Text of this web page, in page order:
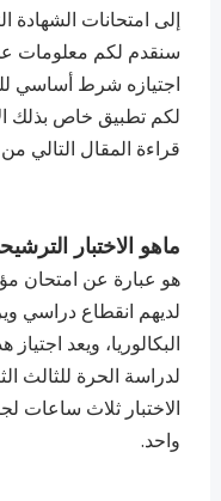
إلى امتحانات الشهادة
سنقدم لكم معلومات عن
اجتيازه شرط أساسي
لكم تطبيق خاص بذلك
قراءة المقال التالي
ماهو الاختبار
هو عبارة عن امتحان
لديهم انقطاع دراسي
البكالوريا، ويعد
لدراسة الحرة للثالث
الاختبار ثلاث ساعات
واحد.